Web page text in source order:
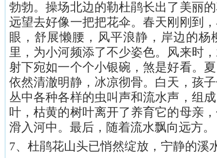
勃勃。操场北边的勒杜鹃长出了美丽
远望去好像一把把花伞。春天刚刚到
眼，舒展懒腰，风平浪静，岸边的
里，为小河频添了不少姿色。风来时
射下宛如一个个小银碗，煞是好看。
依然清澈明静，冰凉彻骨。白天，孩
丛中各种各样的虫叫声和流水声，组
叶，枯黄的树叶离开了养育它的母亲
滑入河中。最后，随着流水飘向远方。
7、杜鹃花山头已悄然绽放，宁静的溪